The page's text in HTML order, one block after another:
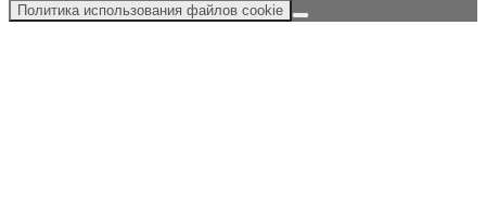
Политика использования файлов cookie